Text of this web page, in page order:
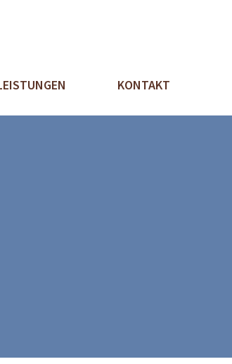
KONTAKT